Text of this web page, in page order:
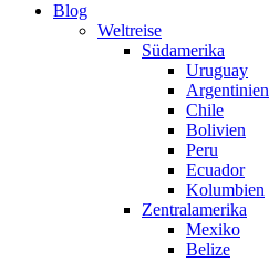
Blog
Weltreise
Südamerika
Uruguay
Argentinien
Chile
Bolivien
Peru
Ecuador
Kolumbien
Zentralamerika
Mexiko
Belize